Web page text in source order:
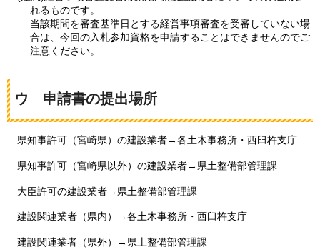
れるものです。
当該期間を審査基準日とする経営事項審査を受審していない場
合は、今回の入札参加資格を申請することはできませんのでご
注意ください。
ウ 申請書の提出場所
県知事許可（宮崎県）の建設業者→各土木事務所・西臼杵支庁
県知事許可（宮崎県以外）の建設業者→県土整備部管理課
大臣許可の建設業者→県土整備部管理課
建設関連業者（県内）→各土木事務所・西臼杵支庁
建設関連業者（県外）→県土整備部管理課